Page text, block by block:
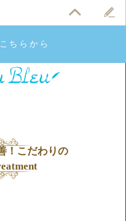
ちらから
！こだわりの